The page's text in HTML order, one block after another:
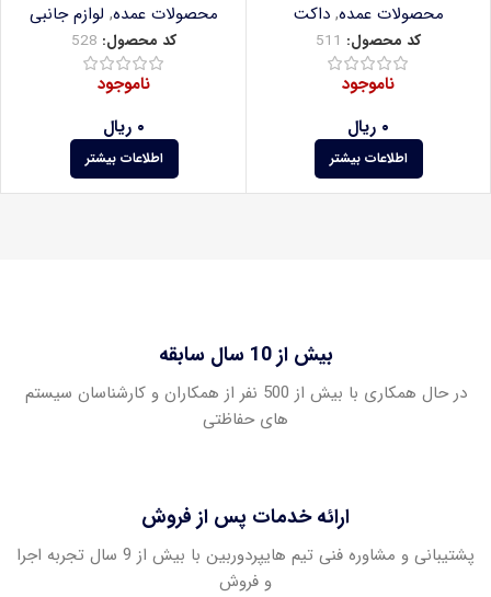
محصولات عمده,داکت
کد محصول: 511
ناموجود
۰ ریال
اطلاعات بیشتر
محصولات عمده, لوازم جانبی
کد محصول: 528
ناموجود
۰ ریال
اطلاعات بیشتر
بیش از 10 سال سابقه
در حال همکاری با بیش از 500 نفر از همکاران و کارشناسان سیستم
های حفاظتی
ارائه خدمات پس از فروش
پشتیبانی و مشاوره فنی تیم هایپردوربین با بیش از 9 سال تجربه اجرا
و فروش